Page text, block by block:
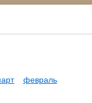
февраль